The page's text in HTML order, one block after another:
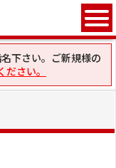
下さい。ご新規様の
さい。